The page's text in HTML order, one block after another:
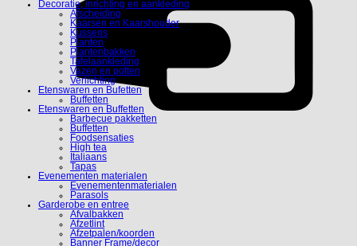
Decoratie, inrichting en aankleding
Afscheiding
Kaarsen en Kaarshouder
Kussens
Planten
Plantenbakken
Tafelaankleding
Vazen en potten
Verlichting
Etenswaren en Bufetten
Buffetten
Etenswaren en Buffetten
Barbecue pakketten
Buffetten
Foodsensaties
High tea
Italiaans
Tapas
Evenementen materialen
Evenementenmaterialen
Parasols
Garderobe en entree
Afvalbakken
Afzetlint
Afzetpalen/koorden
Banner Frame/decor